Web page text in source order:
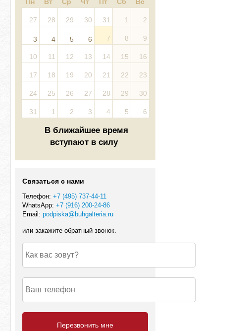
Пн Вт Ср Чт Пт Сб Вс
27 28 29 30 31 1 2
3 4 5 6 7 8 9
10 11 12 13 14 15 16
17 18 19 20 21 22 23
24 25 26 27 28 29 30
31 1 2 3 4 5 6
В ближайшее время
вступают в силу
Связаться с нами
Телефон: +7 (495) 737-44-11
WhatsApp: +7 (916) 200-24-86
Email: podpiska@buhgalteria.ru
или закажите обратный звонок.